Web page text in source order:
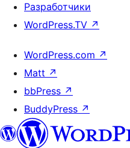
Разработчики
WordPress.TV ↗
WordPress.com ↗
Matt ↗
bbPress ↗
BuddyPress ↗